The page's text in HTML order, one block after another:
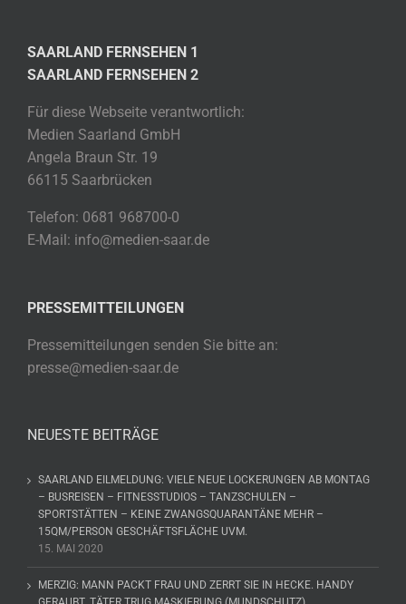
SAARLAND FERNSEHEN 1
SAARLAND FERNSEHEN 2
Für diese Webseite verantwortlich:
Medien Saarland GmbH
Angela Braun Str. 19
66115 Saarbrücken
Telefon: 0681 968700-0
E-Mail: info@medien-saar.de
PRESSEMITTEILUNGEN
Pressemitteilungen senden Sie bitte an:
presse@medien-saar.de
NEUESTE BEITRÄGE
SAARLAND EILMELDUNG: VIELE NEUE LOCKERUNGEN AB MONTAG
– BUSREISEN – FITNESSTUDIOS – TANZSCHULEN –
SPORTSTÄTTEN – KEINE ZWANGSQUARANTÄNE MEHR –
15QM/PERSON GESCHÄFTSFLÄCHE UVM.
15. MAI 2020
MERZIG: MANN PACKT FRAU UND ZERRT SIE IN HECKE. HANDY